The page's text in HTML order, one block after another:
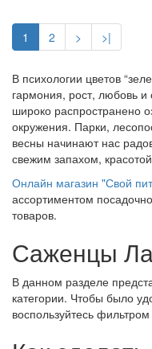
1 2 > >|
В психологии цветов
гармония, рост, любовь
широко распространено
окружения. Парки,
весны начинают нас
свежим запахом,
Онлайн магазин "Свой
ассортиментом
товаров.
Саженцы
В данном разделе
категории. Чтобы было
воспользуйтесь